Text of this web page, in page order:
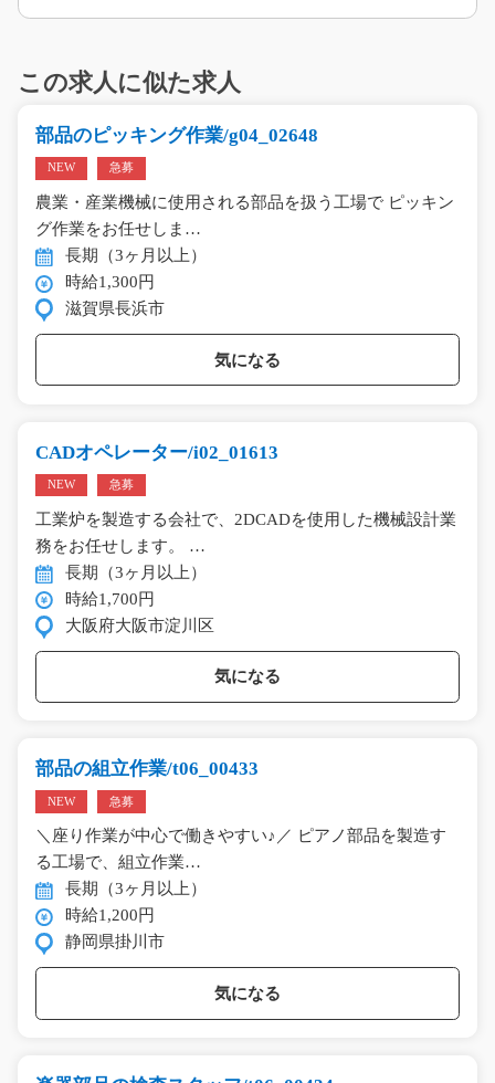
この求人に似た求人
部品のピッキング作業/g04_02648
NEW 急募
農業・産業機械に使用される部品を扱う工場で ピッキン
グ作業をお任せしま…
長期（3ヶ月以上）
時給1,300円
滋賀県長浜市
気になる
CADオペレーター/i02_01613
NEW 急募
工業炉を製造する会社で、2DCADを使用した機械設計業
務をお任せします。 …
長期（3ヶ月以上）
時給1,700円
大阪府大阪市淀川区
気になる
部品の組立作業/t06_00433
NEW 急募
＼座り作業が中心で働きやすい♪／ ピアノ部品を製造す
る工場で、組立作業…
長期（3ヶ月以上）
時給1,200円
静岡県掛川市
気になる